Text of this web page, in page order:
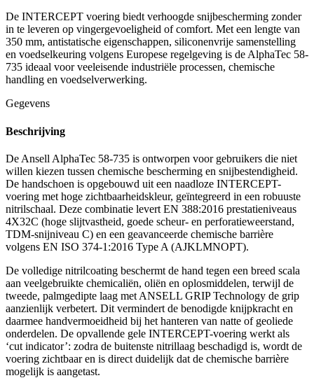
De INTERCEPT voering biedt verhoogde snijbescherming zonder
in te leveren op vingergevoeligheid of comfort. Met een lengte van
350 mm, antistatische eigenschappen, siliconenvrije samenstelling
en voedselkeuring volgens Europese regelgeving is de AlphaTec 58-
735 ideaal voor veeleisende industriële processen, chemische
handling en voedselverwerking.
Gegevens
Beschrijving
De Ansell AlphaTec 58-735 is ontworpen voor gebruikers die niet
willen kiezen tussen chemische bescherming en snijbestendigheid.
De handschoen is opgebouwd uit een naadloze INTERCEPT-
voering met hoge zichtbaarheidskleur, geïntegreerd in een robuuste
nitrilschaal. Deze combinatie levert EN 388:2016 prestatieniveaus
4X32C (hoge slijtvastheid, goede scheur- en perforatieweerstand,
TDM-snijniveau C) en een geavanceerde chemische barrière
volgens EN ISO 374-1:2016 Type A (AJKLMNOPT).
De volledige nitrilcoating beschermt de hand tegen een breed scala
aan veelgebruikte chemicaliën, oliën en oplosmiddelen, terwijl de
tweede, palmgedipte laag met ANSELL GRIP Technology de grip
aanzienlijk verbetert. Dit vermindert de benodigde knijpkracht en
daarmee handvermoeidheid bij het hanteren van natte of geoliede
onderdelen. De opvallende gele INTERCEPT-voering werkt als
‘cut indicator’: zodra de buitenste nitrillaag beschadigd is, wordt de
voering zichtbaar en is direct duidelijk dat de chemische barrière
mogelijk is aangetast.